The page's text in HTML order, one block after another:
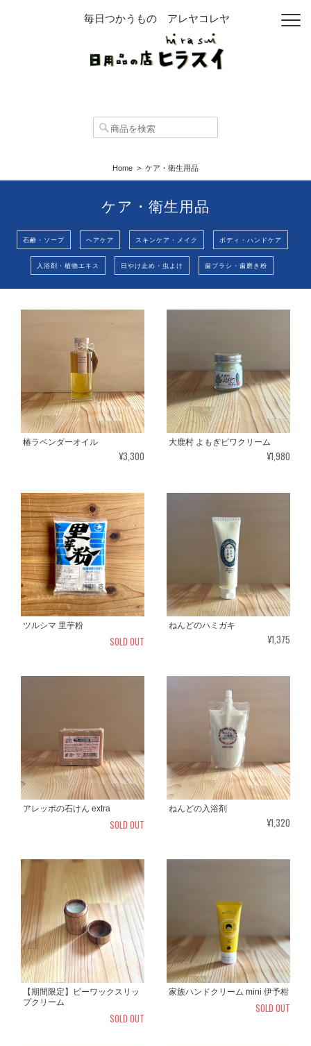
毎日つかうもの アレヤコレヤ
Home ケア・衛生用品
ケア・衛生用品
石鹸・ソープ ヘアケア スキンケア・メイク ボディ・ハンドケア
入浴剤・植物エキス 日やけ止め・虫よけ 歯ブラシ・歯磨き粉
椿ラベンダーオイル
¥3,300
大鹿村 よもぎビワクリーム
¥1,980
ツルシマ 里芋粉
SOLD OUT
ねんどのハミガキ
¥1,375
アレッポの石けん extra
SOLD OUT
ねんどの入浴剤
¥1,320
【期間限定】ビーワックスリッ
プクリーム
SOLD OUT
家族ハンドクリーム mini 伊予柑
SOLD OUT